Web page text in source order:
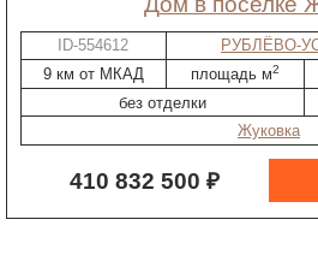
ID-554612
РУБЛЁВО-
9 км от МКАД
площадь м2
без отделки
Жуковка
410 832 500 ₽